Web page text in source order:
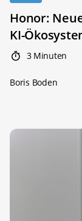
Honor:
KI-
3 Minuten
Boris Boden